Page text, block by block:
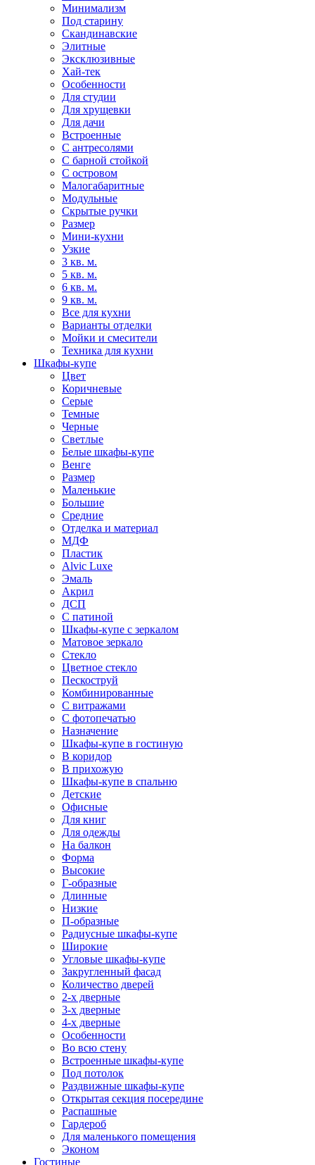
Минимализм
Под старину
Скандинавские
Элитные
Эксклюзивные
Хай-тек
Особенности
Для студии
Для хрущевки
Для дачи
Встроенные
С антресолями
С барной стойкой
С островом
Малогабаритные
Модульные
Скрытые ручки
Размер
Мини-кухни
Узкие
3 кв. м.
5 кв. м.
6 кв. м.
9 кв. м.
Все для кухни
Варианты отделки
Мойки и смесители
Техника для кухни
Шкафы-купе
Цвет
Коричневые
Серые
Темные
Черные
Светлые
Белые шкафы-купе
Венге
Размер
Маленькие
Большие
Средние
Отделка и материал
МДФ
Пластик
Alvic Luxe
Эмаль
Акрил
ДСП
С патиной
Шкафы-купе с зеркалом
Матовое зеркало
Стекло
Цветное стекло
Пескоструй
Комбинированные
С витражами
С фотопечатью
Назначение
Шкафы-купе в гостиную
В коридор
В прихожую
Шкафы-купе в спальню
Детские
Офисные
Для книг
Для одежды
На балкон
Форма
Высокие
Г-образные
Длинные
Низкие
П-образные
Радиусные шкафы-купе
Широкие
Угловые шкафы-купе
Закругленный фасад
Количество дверей
2-х дверные
3-х дверные
4-х дверные
Особенности
Во всю стену
Встроенные шкафы-купе
Под потолок
Раздвижные шкафы-купе
Открытая секция посередине
Распашные
Гардероб
Для маленького помещения
Эконом
Гостиные